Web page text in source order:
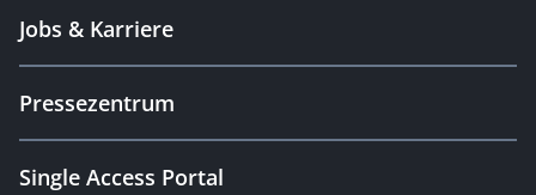
Jobs & Karriere
Pressezentrum
Single Access Portal